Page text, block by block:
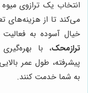
انتخاب یک ترازوی
می‌کند تا از هزینه‌های
خیال آسوده به
ترازمحک، با
پیشرفته، طول عمر
به شما خدمت کنند.